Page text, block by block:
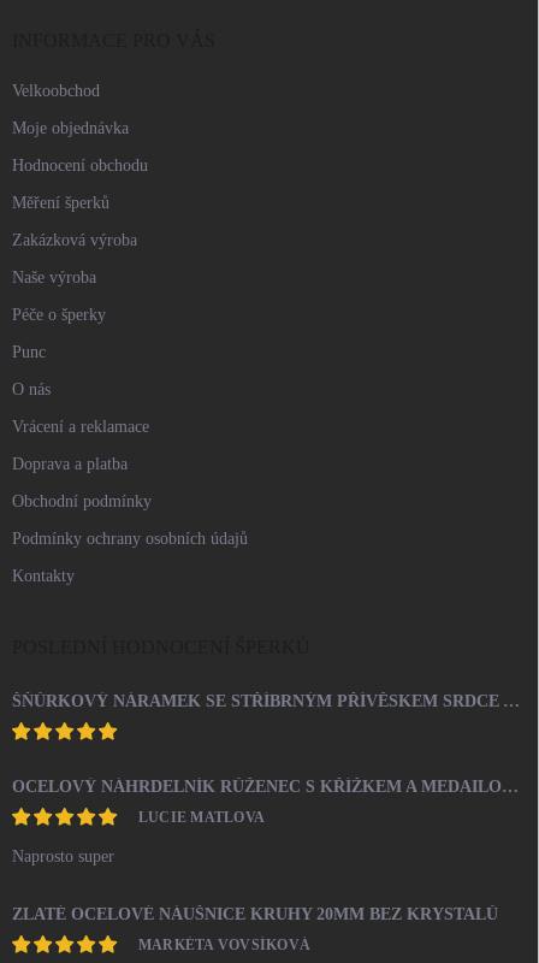
Velkoobchod
Moje objednávka
Hodnocení obchodu
Měření šperků
Zakázková výroba
Naše výroba
Péče o šperky
Punc
O nás
Vrácení a reklamace
Doprava a platba
Obchodní podmínky
Podmínky ochrany osobních údajů
Kontakty
ŠŇŮRKOVÝ NÁRAMEK SE STŘÍBRNÝM PŘÍVĚSKEM SRDCE A KRYSTALY SWAROVSKI CRYSTAL (STŘÍBRO 925/1000)
OCELOVÝ NÁHRDELNÍK RŮŽENEC S KŘÍŽKEM A MEDAILONEM
LUCIE MATLOVA
Naprosto super
ZLATÉ OCELOVÉ NÁUŠNICE KRUHY 20MM BEZ KRYSTALŮ
MARKÉTA VOVSÍKOVÁ